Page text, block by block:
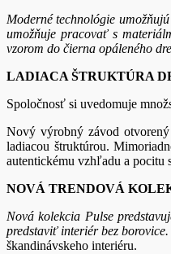
Moderné technológie
umožňuje pracovať s
vzorom do čierna opáleného
LADIACA ŠTRUKTÚRA
Spoločnosť si uvedomuje
Nový výrobný závod
ladiacou štruktúrou.
autentickému vzhľadu a pocitu
NOVÁ TRENDOVÁ
Nová kolekcia Pulse
predstaviť interiér bez borovice.
škandinávskeho interiéru.